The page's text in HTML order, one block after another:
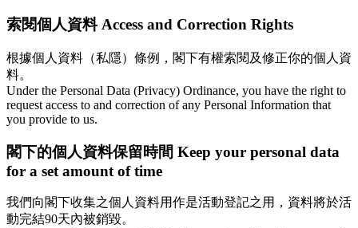
索閱個人資料 Access and Correction Rights
根據個人資料（私隱）條例，閣下有權索閱及修正你的個人資
料。
Under the Personal Data (Privacy) Ordinance, you have the right to
request access to and correction of any Personal Information that
you provide to us.
閣下的個人資料保留時間 Keep your personal data
for a set amount of time
我們向閣下收集之個人資料用作是活動登記之用，資料將於活
動完結90天內被銷毀。